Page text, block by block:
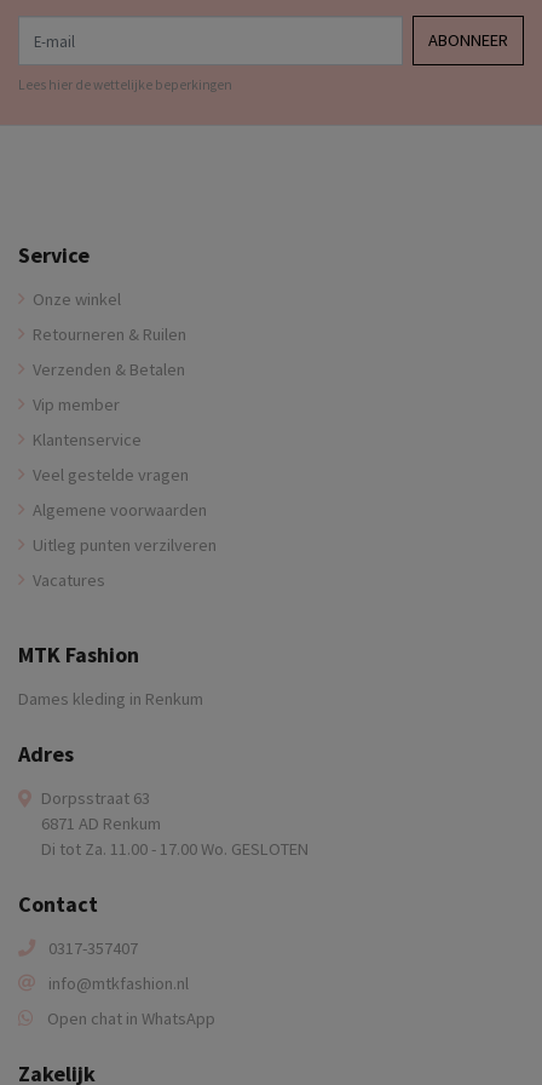
ABONNEER
Lees hier de wettelijke beperkingen
Service
Onze winkel
Retourneren & Ruilen
Verzenden & Betalen
Vip member
Klantenservice
Veel gestelde vragen
Algemene voorwaarden
Uitleg punten verzilveren
Vacatures
MTK Fashion
Dames kleding in Renkum
Adres
Dorpsstraat 63
6871 AD Renkum
Di tot Za. 11.00 - 17.00 Wo. GESLOTEN
Contact
0317-357407
info@mtkfashion.nl
Open chat in WhatsApp
Zakelijk